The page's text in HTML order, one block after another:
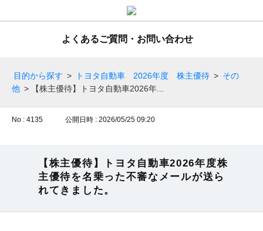
よくあるご質問・お問い合わせ
目的から探す > トヨタ自動車 2026年度 株主優待 > その
他 > 【株主優待】トヨタ自動車2026年...
No : 4135 公開日時 : 2026/05/25 09:20
【株主優待】トヨタ自動車2026年度株
主優待を名乗った不審なメールが送ら
れてきました。